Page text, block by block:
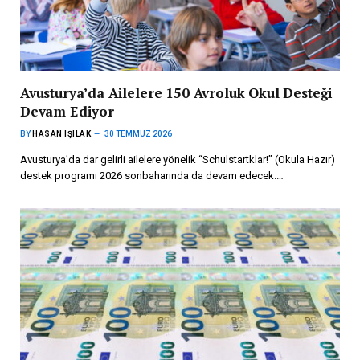
Avusturya’da Ailelere 150 Avroluk Okul Desteği
Devam Ediyor
BY HASAN IŞILAK 30 TEMMUZ 2026
Avusturya’da dar gelirli ailelere yönelik “Schulstartklar!” (Okula Hazır)
destek programı 2026 sonbaharında da devam edecek.…